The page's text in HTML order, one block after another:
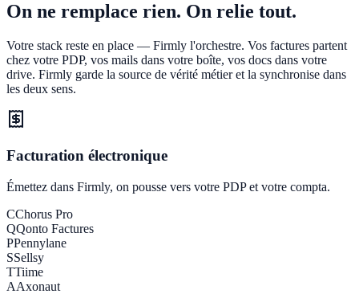
On ne remplace rien. On relie tout.
Votre stack reste en place — Firmly l'orchestre. Vos factures partent
chez votre PDP, vos mails dans votre boîte, vos docs dans votre
drive. Firmly garde la source de vérité métier et la synchronise dans
les deux sens.
Facturation électronique
Émettez dans Firmly, on pousse vers votre PDP et votre compta.
CChorus Pro
QQonto Factures
PPennylane
SSellsy
TTiime
AAxonaut